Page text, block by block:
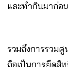
และทำกินมาก่อน
รวมถึงการรวม
ถือเป็นการยึดสิ